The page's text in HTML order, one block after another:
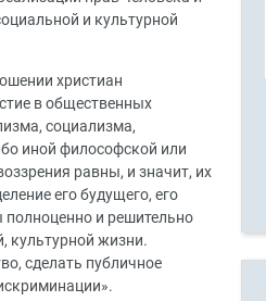
и культурной
христиан
в общественных
социализма,
иной философской или
равны, и значит, их
его будущего, его
полноценно и решительно
культурной жизни.
сделать публичное